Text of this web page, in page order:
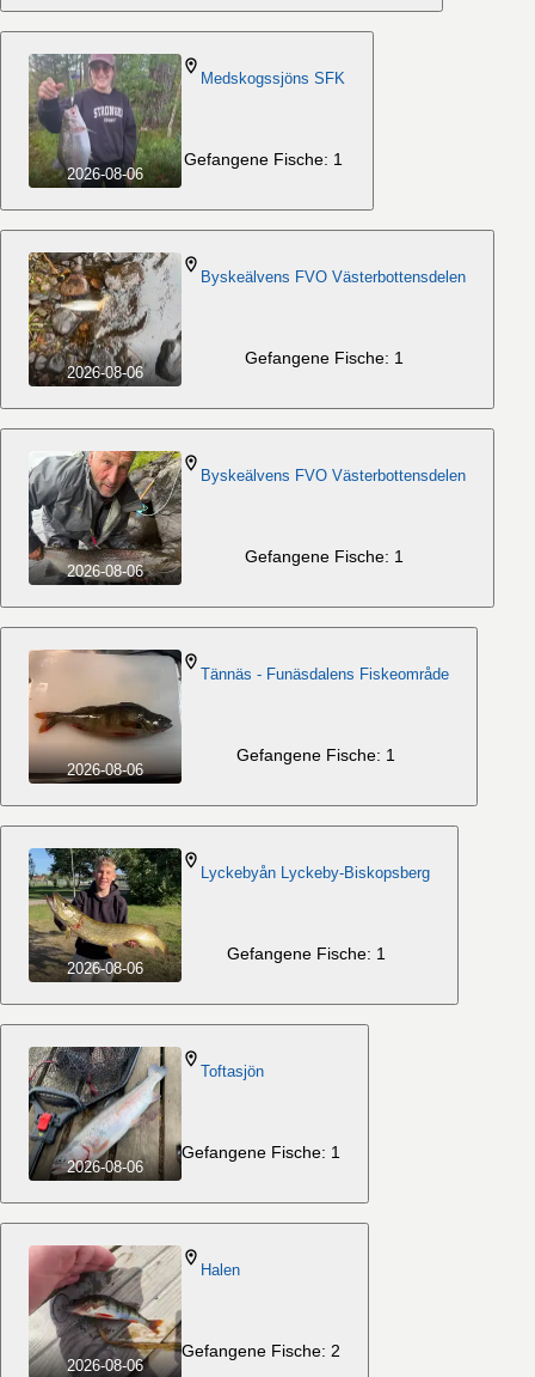
2026-08-06
Medskogssjöns SFK
Gefangene Fische: 1
2026-08-06
Byskeälvens FVO Västerbottensdelen
Gefangene Fische: 1
2026-08-06
Byskeälvens FVO Västerbottensdelen
Gefangene Fische: 1
2026-08-06
Tännäs - Funäsdalens Fiskeområde
Gefangene Fische: 1
2026-08-06
Lyckebyån Lyckeby-Biskopsberg
Gefangene Fische: 1
2026-08-06
Toftasjön
Gefangene Fische: 1
2026-08-06
Halen
Gefangene Fische: 2